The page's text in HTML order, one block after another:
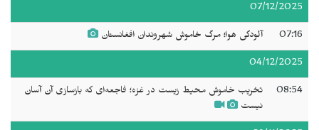
07/12/2025
07:16 آلودگی هوا؛ مرگ خاموش شهروندان افغانستان
04/12/2025
08:54
تخریب خاموش محیط زیست در غزه؛ فاجعه‌ای که بازسازی آن آسان
نیست